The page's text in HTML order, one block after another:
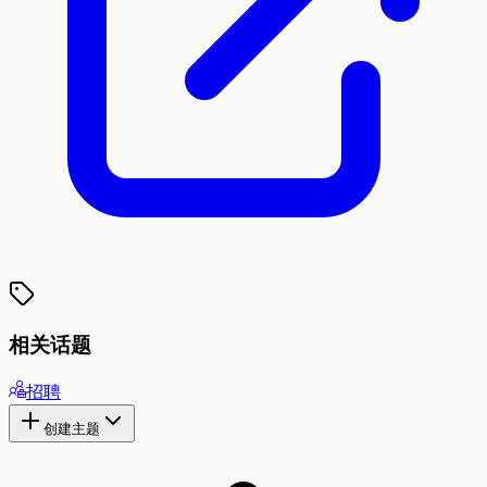
相关话题
招聘
创建主题